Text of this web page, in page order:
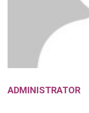
ADMINISTRATOR